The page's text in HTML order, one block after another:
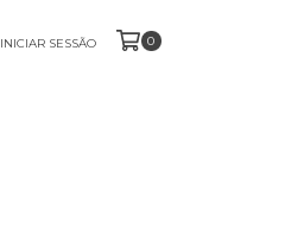
INICIAR SESSÃO 0